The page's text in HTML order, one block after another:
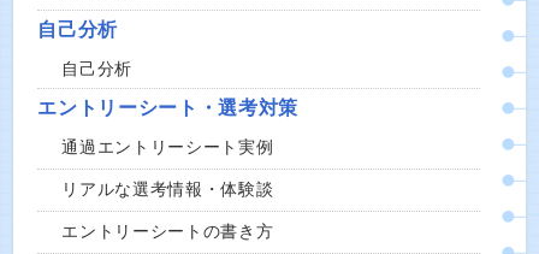
自己分析
自己分析
エントリーシート・選考対策
通過エントリーシート実例
リアルな選考情報・体験談
エントリーシートの書き方